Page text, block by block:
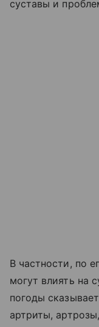
суставы и
В частности, по
могут влиять на
погоды
артриты,